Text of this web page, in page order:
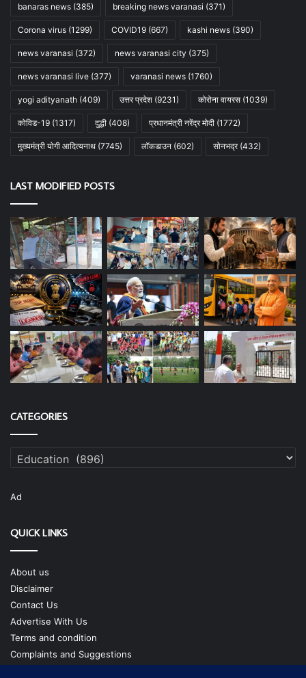
banaras news (385) breaking news varanasi (371)
Corona virus (1299) COVID19 (667) kashi news (390)
news varanasi (372) news varanasi city (375)
news varanasi live (377) varanasi news (1760)
yogi adityanath (409) उत्तर प्रदेश (9231) कोरोना वायरस (1039)
कोविड-19 (1317) दुद्धी (408) प्रधानमंत्री नरेंद्र मोदी (1772)
मुख्यमंत्री योगी आदित्यनाथ (7745) लॉकडाउन (602) सोनभद्र(432)
LAST MODIFIED POSTS
CATEGORIES
Categories
Ad
QUICK LINKS
About us
Disclaimer
Contact Us
Advertise With Us
Terms and condition
Complaints and Suggestions